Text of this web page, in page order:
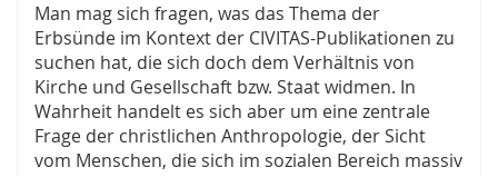
Man mag sich fragen, was das Thema der
Erbsünde im Kontext der CIVITAS-Publikationen zu
suchen hat, die sich doch dem Verhältnis von
Kirche und Gesellschaft bzw. Staat widmen. In
Wahrheit handelt es sich aber um eine zentrale
Frage der christlichen Anthropologie, der Sicht
vom Menschen, die sich im sozialen Bereich massiv